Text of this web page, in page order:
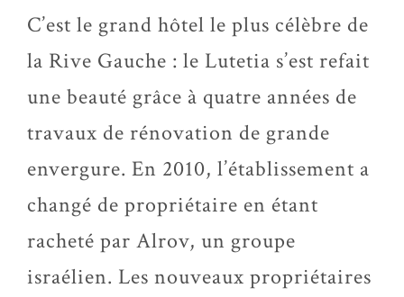
C’est le grand hôtel le plus célèbre de
la Rive Gauche : le Lutetia s’est refait
une beauté grâce à quatre années de
travaux de rénovation de grande
envergure. En 2010, l’établissement a
changé de propriétaire en étant
racheté par Alrov, un groupe
israélien. Les nouveaux propriétaires